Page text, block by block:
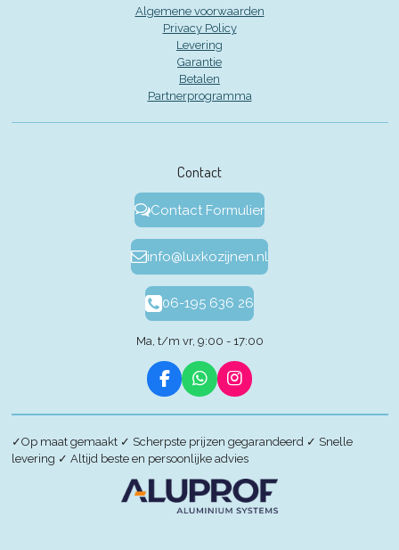
Algemene voorwaarden
Privacy Policy
Levering
Garantie
Betalen
Partnerprogramma
Contact
Contact Formulier
info@luxkozijnen.nl
06-195 636 26
Ma, t/m vr, 9:00 - 17:00
F
a
c
b
o
o
k
W
h
a
t
s
A
p
p
I
n
s
a
g
r
a
m
✓Op maat gemaakt ✓ Scherpste prijzen gegarandeerd ✓ Snelle
levering ✓ Altijd beste en persoonlijke advies